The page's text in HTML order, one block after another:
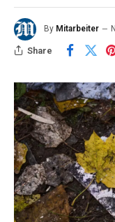
By Mitarbeiter
Share